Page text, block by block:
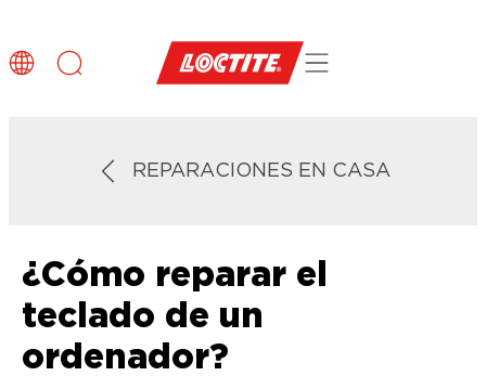
REPARACIONES EN CASA
¿Cómo reparar el
teclado de un
ordenador?